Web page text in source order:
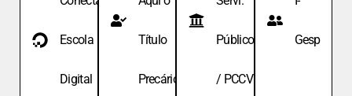
Escola
Digital
Título
Precário
Públicos
/ PCCV
Gesp